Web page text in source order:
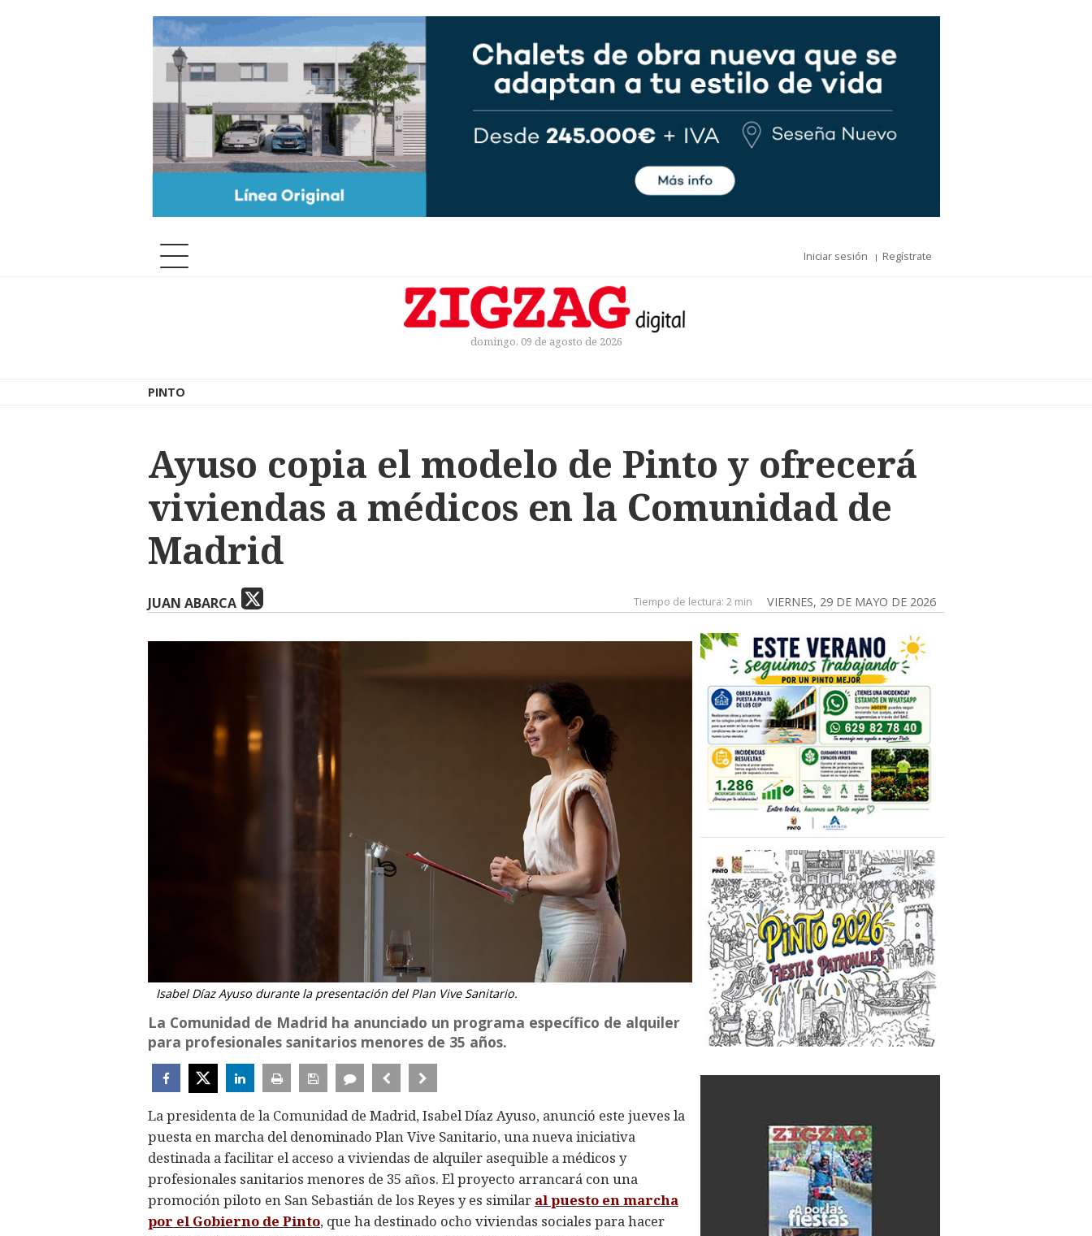
Iniciar sesión Regístrate
domingo, 09 de agosto de 2026
PINTO
Ayuso copia el modelo de Pinto y ofrecerá
viviendas a médicos en la Comunidad de
Madrid
JUAN ABARCA VIERNES, 29 DE MAYO DE 2026
Tiempo de lectura: 2 min
Isabel Díaz Ayuso durante la presentación del Plan Vive Sanitario.
La Comunidad de Madrid ha anunciado un programa específico de alquiler
para profesionales sanitarios menores de 35 años.
La presidenta de la Comunidad de Madrid, Isabel Díaz Ayuso, anunció este jueves la
puesta en marcha del denominado Plan Vive Sanitario, una nueva iniciativa
destinada a facilitar el acceso a viviendas de alquiler asequible a médicos y
profesionales sanitarios menores de 35 años. El proyecto arrancará con una
promoción piloto en San Sebastián de los Reyes y es similar al puesto en marcha
por el Gobierno de Pinto, que ha destinado ocho viviendas sociales para hacer